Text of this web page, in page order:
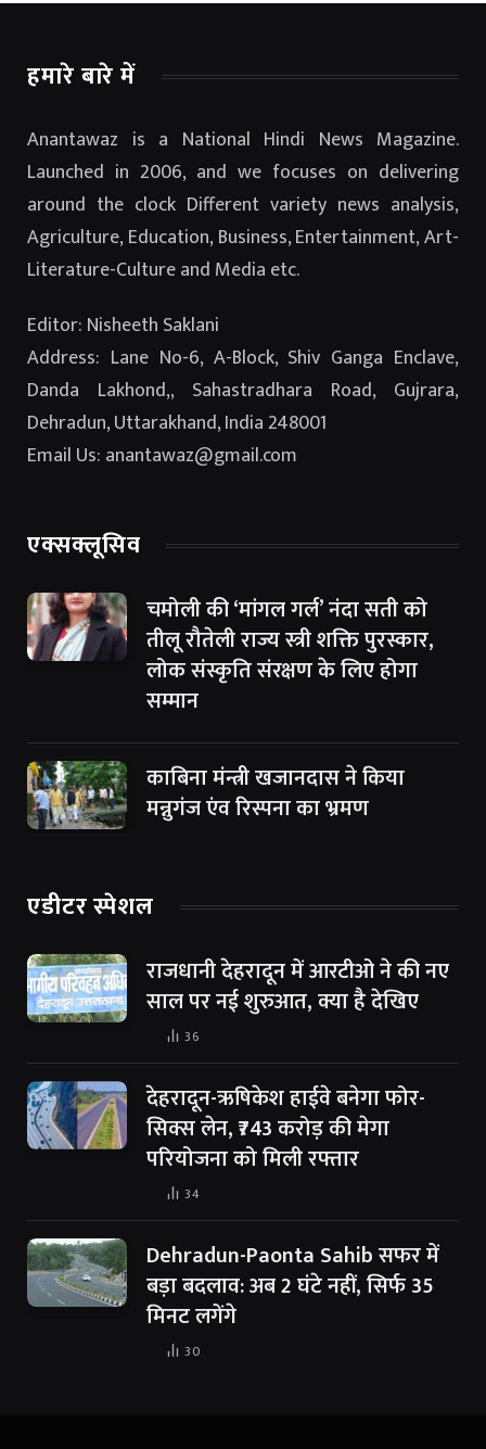
हमारे बारे में
Anantawaz is a National Hindi News Magazine.
Launched in 2006, and we focuses on delivering
around the clock Different variety news analysis,
Agriculture, Education, Business, Entertainment, Art-
Literature-Culture and Media etc.
Editor: Nisheeth Saklani
Address: Lane No-6, A-Block, Shiv Ganga Enclave,
Danda Lakhond,, Sahastradhara Road, Gujrara,
Dehradun, Uttarakhand, India 248001
Email Us: anantawaz@gmail.com
एक्सक्लूसिव
चमोली की ‘मांगल गर्ल’ नंदा सती को
तीलू रौतेली राज्य स्त्री शक्ति पुरस्कार,
लोक संस्कृति संरक्षण के लिए होगा
सम्मान
काबिना मंन्त्री खजानदास ने किया
मन्नुगंज एंव रिस्पना का भ्रमण
एडीटर स्पेशल
राजधानी देहरादून में आरटीओ ने की नए
साल पर नई शुरुआत, क्या है देखिए
36
देहरादून-ऋषिकेश हाईवे बनेगा फोर-
सिक्स लेन, ₹743 करोड़ की मेगा
परियोजना को मिली रफ्तार
34
Dehradun-Paonta Sahib सफर में
बड़ा बदलाव: अब 2 घंटे नहीं, सिर्फ 35
मिनट लगेंगे
30